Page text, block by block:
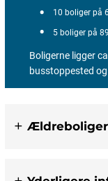
10 boliger på
5 boliger på
Boligerne ligger
busstoppested